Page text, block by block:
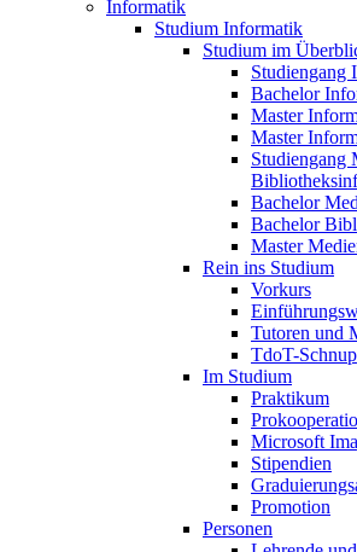
Informatik
Studium Informatik
Studium im
Studiengang
Bachelor
Master
Master
Studiengang
Bachelor
Bachelor
Master
Rein ins Studium
Vorkurs
Tutoren und
TdoT-
Im Studium
Praktikum
Microsoft
Stipendien
Promotion
Personen